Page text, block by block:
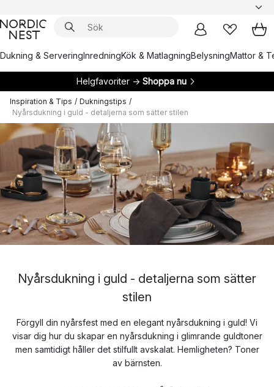
Dukning & ServeringInredningKök & MatlagningBelysningMattor &
Helgfavoriter → Shoppa nu
Inspiration & Tips / Dukningstips /
Nyårsdukning i guld - detaljerna som sätter stilen
Nyårsdukning i guld - detaljerna som sätter
stilen
Förgyll din nyårsfest med en elegant nyårsdukning i guld! Vi
visar dig hur du skapar en nyårsdukning i glimrande guldtoner
men samtidigt håller det stilfullt avskalat. Hemligheten? Toner
av bärnsten.